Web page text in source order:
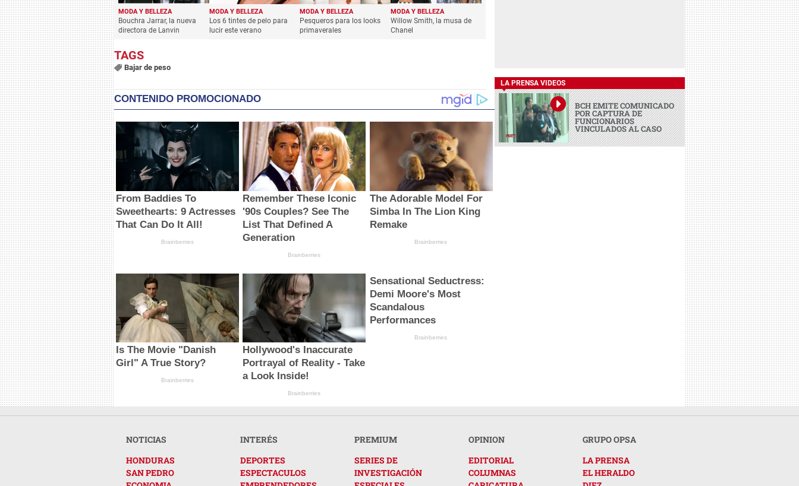
MODA Y BELLEZA
Bouchra Jarrar, la nueva
directora de Lanvin
MODA Y BELLEZA
Los 6 tintes de pelo para
lucir este verano
MODA Y BELLEZA
Pesqueros para los looks
primaverales
MODA Y BELLEZA
Willow Smith, la musa de
Chanel
Bajar de peso
CONTENIDO PROMOCIONADO
From Baddies To
Sweethearts: 9 Actresses
That Can Do It All!
Brainberries
Remember These Iconic
'90s Couples? See The
List That Defined A
Generation
Brainberries
The Adorable Model For
Simba In The Lion King
Remake
Brainberries
Is The Movie "Danish
Girl" A True Story?
Brainberries
Hollywood's Inaccurate
Portrayal of Reality - Take
a Look Inside!
Brainberries
Sensational Seductress:
Demi Moore's Most
Scandalous
Performances
Brainberries
LA PRENSA VIDEOS
BCH EMITE COMUNICADO
POR CAPTURA DE
FUNCIONARIOS
VINCULADOS AL CASO
NOTICIAS
HONDURAS
SAN PEDRO
INTERÉS
DEPORTES
ESPECTACULOS
PREMIUM
SERIES DE
INVESTIGACIÓN
OPINION
EDITORIAL
COLUMNAS
GRUPO OPSA
LA PRENSA
EL HERALDO